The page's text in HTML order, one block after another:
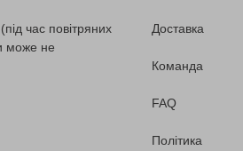
час повітряних
може не
Доставка
Команда
FAQ
Політика